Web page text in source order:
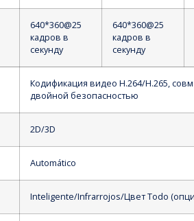
640*360@25
кадров в
секунду
640*360@25
кадров в
секунду
Кодификация видео H.264/H.265,
двойной безопасностью
2D/3D
Automático
Inteligente/Infrarrojos/Цвет Todo